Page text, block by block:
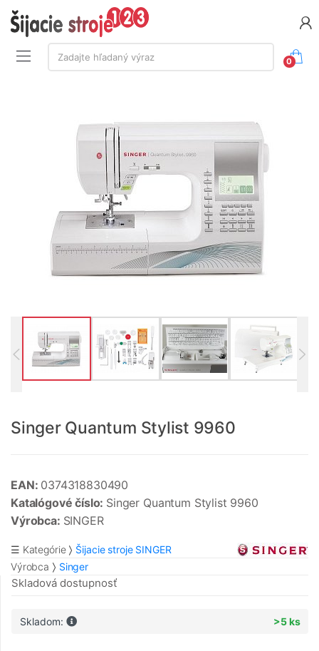
Vyhľadávanie:
Zadajte hľadaný výraz
0
Singer Quantum Stylist 9960
EAN: 0374318830490
Katalógové číslo: Singer Quantum Stylist 9960
Výrobca: SINGER
☰ Kategórie
Šijacie stroje SINGER
Výrobca
Singer
Skladová dostupnosť
Skladom: >5 ks